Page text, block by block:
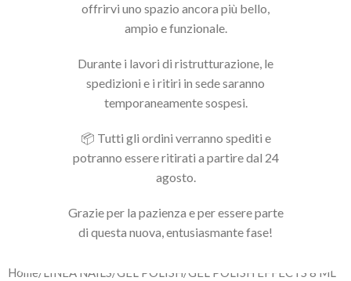
offrirvi uno spazio ancora più bello,
ampio e funzionale.
Durante i lavori di ristrutturazione, le
spedizioni e i ritiri in sede saranno
temporaneamente sospesi.
📦 Tutti gli ordini verranno spediti e
potranno essere ritirati a partire dal 24
agosto.
Grazie per la pazienza e per essere parte
di questa nuova, entusiasmante fase!
Home/ LINEA NAILS/GEL POLISH/GEL POLISH EFFECTS 8 ML